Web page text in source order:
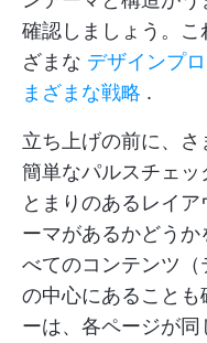
確認しましょう。こ
ざまな デザインプ
まざまな戦略 .
立ち上げの前に、
簡単なパルスチェッ
とまりのあるレイ
ーマがあるかどう
べてのコンテンツ
の中心にあること
ーは、各ページが